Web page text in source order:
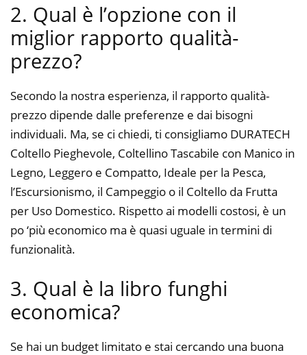
2. Qual è l’opzione con il
miglior rapporto qualità-
prezzo?
Secondo la nostra esperienza, il rapporto qualità-
prezzo dipende dalle preferenze e dai bisogni
individuali. Ma, se ci chiedi, ti consigliamo DURATECH
Coltello Pieghevole, Coltellino Tascabile con Manico in
Legno, Leggero e Compatto, Ideale per la Pesca,
l’Escursionismo, il Campeggio o il Coltello da Frutta
per Uso Domestico. Rispetto ai modelli costosi, è un
po ‘più economico ma è quasi uguale in termini di
funzionalità.
3. Qual è la libro funghi
economica?
Se hai un budget limitato e stai cercando una buona